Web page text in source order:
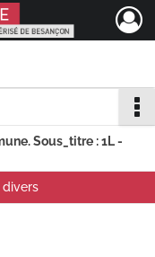
Besançon
Sous_titre : 1L -
divers